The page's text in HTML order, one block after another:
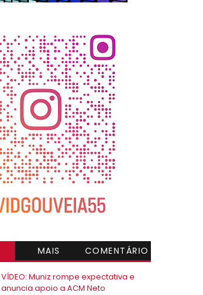
MAIS
COMENTÁRIO
VÍDEO: Muniz rompe expectativa e
anuncia apoio a ACM Neto